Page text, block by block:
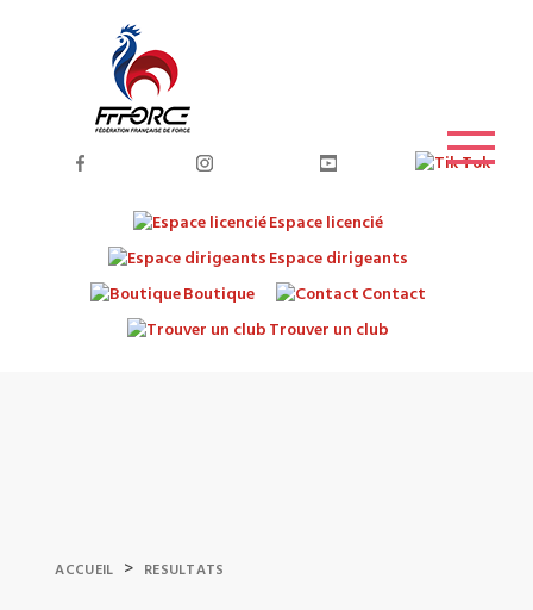
Espace licencié
Espace dirigeants
Boutique
Contact
Trouver un club
ACCUEIL > RESULTATS